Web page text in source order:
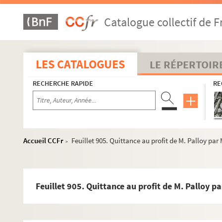
Catalogue collectif de
LES CATALOGUES LE
RECHERCHE RAPIDE
Accueil CCFr >
Feuillet 905. Quittance au profit de M. Palloy par
Feuillet 905. Quittance au profit de M. Palloy